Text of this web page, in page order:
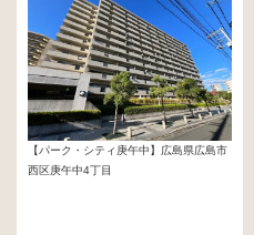
【パーク・シティ庚午中】広島県広島市
西区庚午中4丁目